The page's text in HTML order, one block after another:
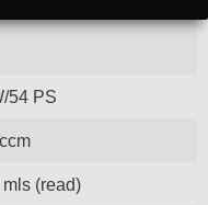
54 PS
(read)